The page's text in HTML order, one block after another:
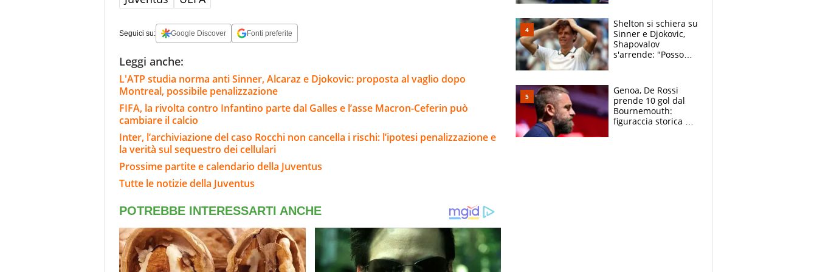
Seguici su: Google Discover Fonti preferite
Leggi anche:
L'ATP studia norma anti Sinner, Alcaraz e Djokovic: proposta al vaglio dopo
Montreal, possibile penalizzazione
FIFA, la rivolta contro Infantino parte dal Galles e l’asse Macron-Ceferin può
cambiare il calcio
Inter, l’archiviazione del caso Rocchi non cancella i rischi: l’ipotesi penalizzazione e
la verità sul sequestro dei cellulari
Prossime partite e calendario della Juventus
Tutte le notizie della Juventus
Shelton si schiera su
Sinner e Djokovic,
Shapovalov
s'arrende: "Posso
Genoa, De Rossi
prende 10 gol dal
Bournemouth:
figuraccia storica ed